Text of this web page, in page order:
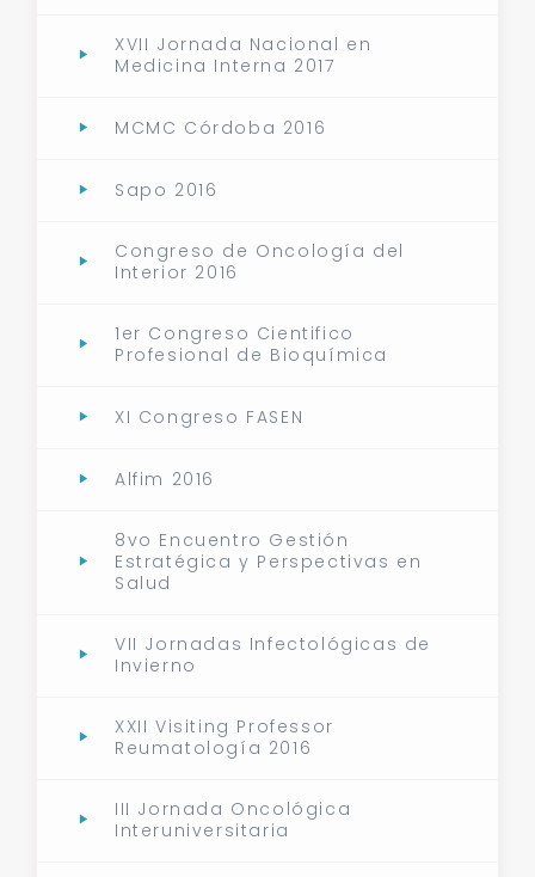
XVII Jornada Nacional en
Medicina Interna 2017
MCMC Córdoba 2016
Sapo 2016
Congreso de Oncología del
Interior 2016
1er Congreso Cientifico
Profesional de Bioquímica
XI Congreso FASEN
Alfim 2016
8vo Encuentro Gestión
Estratégica y Perspectivas en
Salud
VII Jornadas Infectológicas de
Invierno
XXII Visiting Professor
Reumatología 2016
III Jornada Oncológica
Interuniversitaria